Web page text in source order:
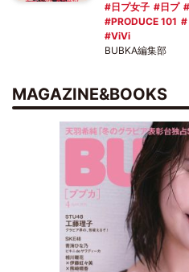
日プ女子 日プ
PRODUCE 101
ViVi
BUBKA編集部
MAGAZINE&BOOKS